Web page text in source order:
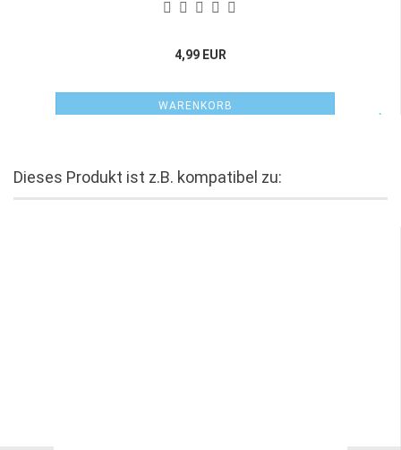
4,99 EUR
WARENKORB
Dieses Produkt ist z.B. kompatibel zu: